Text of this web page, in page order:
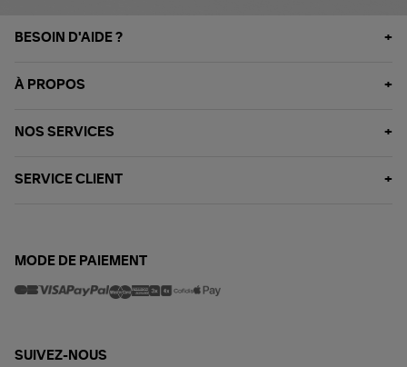
BESOIN D'AIDE ?
À PROPOS
NOS SERVICES
SERVICE CLIENT
MODE DE PAIEMENT
SUIVEZ-NOUS